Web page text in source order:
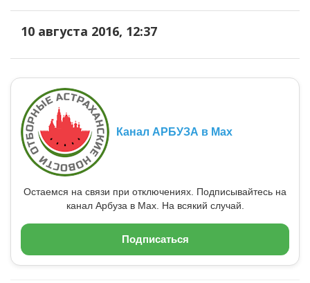
10 августа 2016, 12:37
Канал АРБУЗА в Max
Остаемся на связи при отключениях. Подписывайтесь на
канал Арбуза в Max. На всякий случай.
Подписаться